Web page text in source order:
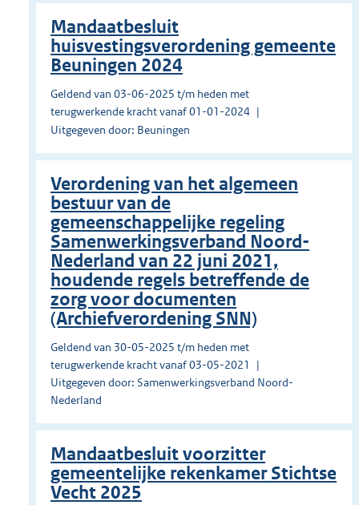
Mandaatbesluit
huisvestingsverordening gemeente
Beuningen 2024
Geldend van 03-06-2025 t/m heden met
terugwerkende kracht vanaf 01-01-2024
Uitgegeven door: Beuningen
Verordening van het algemeen
bestuur van de
gemeenschappelijke regeling
Samenwerkingsverband Noord-
Nederland van 22 juni 2021,
houdende regels betreffende de
zorg voor documenten
(Archiefverordening SNN)
Geldend van 30-05-2025 t/m heden met
terugwerkende kracht vanaf 03-05-2021
Uitgegeven door: Samenwerkingsverband Noord-
Nederland
Mandaatbesluit voorzitter
gemeentelijke rekenkamer Stichtse
Vecht 2025